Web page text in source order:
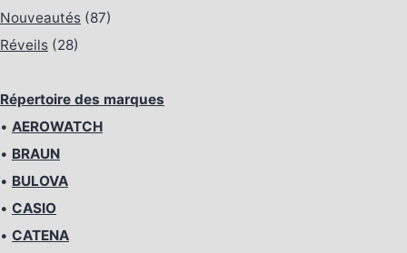
Nouveautés (87)
Réveils (28)
Répertoire des marques
• AEROWATCH
• BRAUN
• BULOVA
• CASIO
• CATENA